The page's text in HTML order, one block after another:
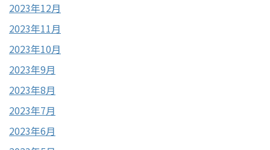
2023年12月
2023年11月
2023年10月
2023年9月
2023年8月
2023年7月
2023年6月